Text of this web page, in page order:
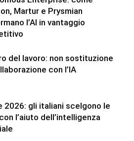
Martur e Prysmian
l’AI in vantaggio
del lavoro: non sostituzione
con l’IA
2026: gli italiani scelgono le
l’aiuto dell’intelligenza